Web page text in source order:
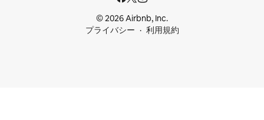
© 2026 Airbnb, Inc.
プライバシー
利用規約